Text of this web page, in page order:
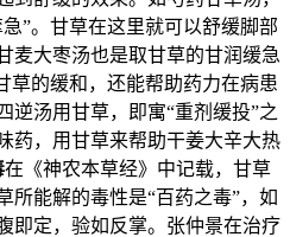
”。甘草在这里就可以舒缓脚部
麦大枣汤也是取甘草的甘润缓急
草的缓和，还能帮助药力在病患
逆汤用甘草，即寓“重剂缓投”之
药，用甘草来帮助干姜大辛大热
在《神农本草经》中记载，甘草
所能解的毒性是“百药之毒”，如
即定，验如反掌。张仲景在治疗